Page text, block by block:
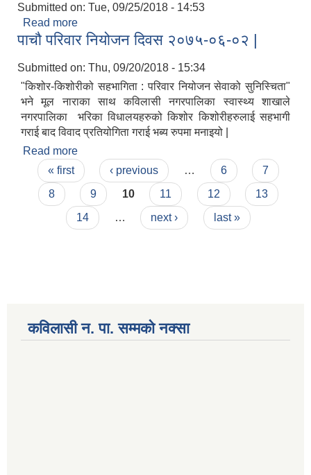
Submitted on: Tue, 09/25/2018 - 14:53
Read more
कार्यक्रम |
पाचौ परिवार नियोजन दिवस २०७५-०६-०२ |
Submitted on: Thu, 09/20/2018 - 15:34
"किशोर-किशोरीको सहभागिता : परिवार नियोजन सेवाको सुनिस्चिता"
भने मूल नाराका साथ कविलासी नगरपालिका स्वास्थ्य शाखाले
नगरपालिका भरिका विधालयहरुको किशोर किशोरीहरुलाई सहभागी
गराई बाद विवाद प्रतियोगिता गराई भब्य रुपमा मनाइयो |
Read more
Pages
« first ‹ previous … 6
7
8
9 10 11 12
13
14
… next › last »
कविलासी न. पा. सम्मकाे नक्सा